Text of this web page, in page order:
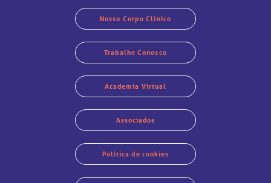
Nosso Corpo Clínico
Trabalhe Conosco
Academia Virtual
Associados
Política de cookies